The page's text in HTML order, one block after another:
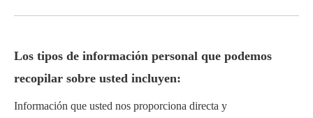
Los tipos de información personal que podemos
recopilar sobre usted incluyen:
Información que usted nos proporciona directa y